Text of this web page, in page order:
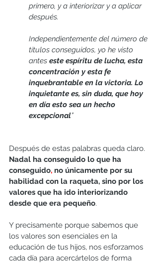
primero, y a interiorizar y a aplicar
después.
Independientemente del número de
títulos conseguidos, yo he visto
antes este espíritu de lucha, esta
concentración y esta fe
inquebrantable en la victoria. Lo
inquietante es, sin duda, que hoy
en día esto sea un hecho
excepcional”
Después de estas palabras queda claro.
Nadal ha conseguido lo que ha
conseguido, no únicamente por su
habilidad con la raqueta, sino por los
valores que ha ido interiorizando
desde que era pequeño.
Y precisamente porque sabemos que
los valores son esenciales en la
educación de tus hijos, nos esforzamos
cada día para acercártelos de forma